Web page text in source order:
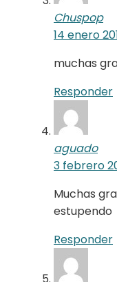
Chuspop
14 enero
muchas
Responder
aguado
3 febrero
Muchas
estupendo
Responder